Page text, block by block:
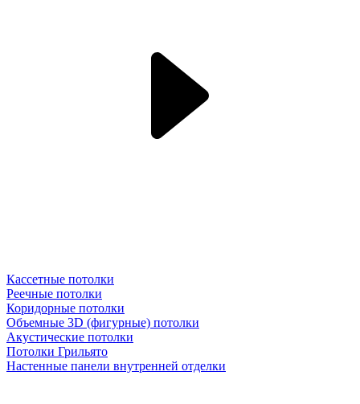
Кассетные потолки
Реечные потолки
Коридорные потолки
Объемные 3D (фигурные) потолки
Акустические потолки
Потолки Грильято
Настенные панели внутренней отделки